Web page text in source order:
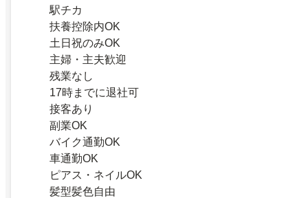
駅チカ
扶養控除内OK
土日祝のみOK
主婦・主夫歓迎
残業なし
17時までに退社可
接客あり
副業OK
バイク通勤OK
車通勤OK
ピアス・ネイルOK
髪型髪色自由